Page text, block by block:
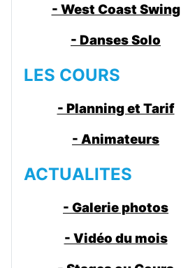
- West Coast Swing
- Danses Solo
LES COURS
- Planning et Tarif
- Animateurs
ACTUALITES
- Galerie photos
- Vidéo du mois